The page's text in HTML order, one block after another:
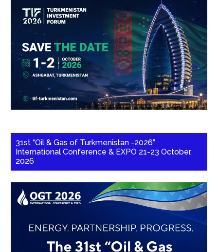
31st “Oil & Gas of Turkmenistan -2026”
International Conference & EXPO 21-23 October,
2026